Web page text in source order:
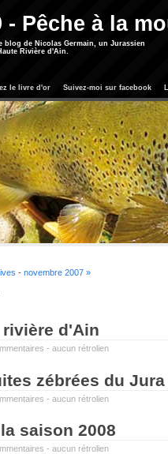
- Pêche à la
blog de Nicolas Germain, un Jurassien
Rivière d'Ain.
le livre d'or Suivez-moi sur facebook
- novembre 2007 »
rivière d'Ain
- aucun rétrolien
zébrées du Jura
- aucun rétrolien
saison 2008
- aucun rétrolien